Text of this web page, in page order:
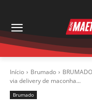
Início Brumado
via delivery de maconha...
Brumado